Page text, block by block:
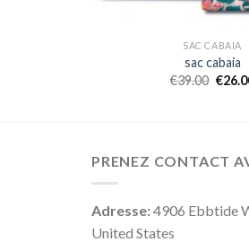
SAC CABAIA
sac cabaia
€39.00 €
PRENEZ CONTACT
Adresse:4906 Ebbtide
United States